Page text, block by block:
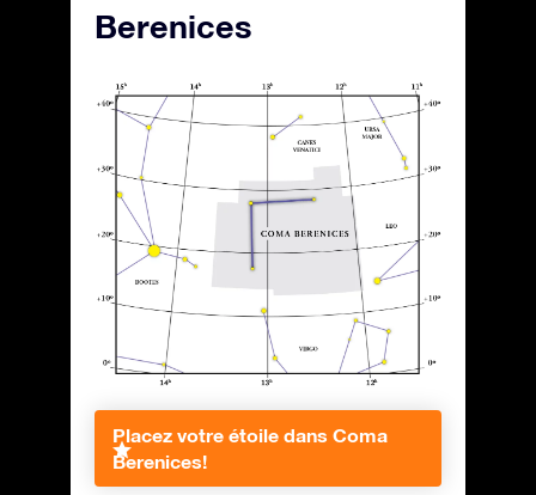
Berenices
Placez votre étoile dans Coma
Berenices!